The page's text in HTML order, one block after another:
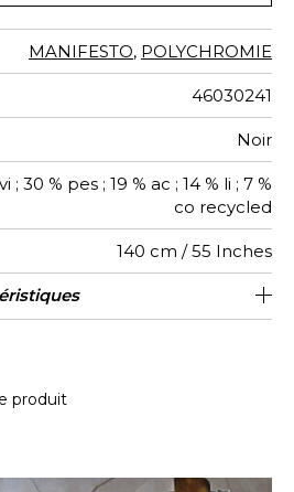
MANIFESTO, POLYCHROMIE
46030241
Noir
; 30 % pes ; 19 % ac ; 14 % li ; 7 %
co recycled
140 cm / 55 Inches
Raccord libre
40000
à usage intensif : >40,000 cycles
et/ou >30,000 doubles rubs
75000
De large
600
aw - 0.15
Italie
produit